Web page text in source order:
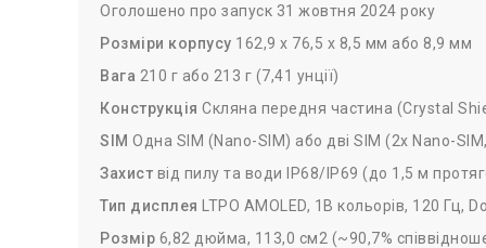
Оголошено про запуск 31 жовтня 2024 року
Розміри корпусу 162,9 x 76,5 x 8,5 мм або 8,9 мм
Вага 210 г або 213 г (7,41 унції)
Конструкція Скляна передня частина (Crystal
SIM Одна SIM (Nano-SIM) або дві SIM (2x Nano-
Захист від пилу та води IP68/IP69 (до 1,5 м
Тип дисплея LTPO AMOLED, 1B кольорів, 120 Гц,
Розмір 6,82 дюйма, 113,0 см2 (~90,7%